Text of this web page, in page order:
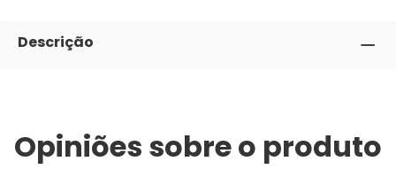
Descrição
Opiniões sobre o produto